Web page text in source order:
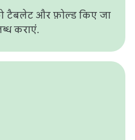
टैबलेट और फ़ोल्ड किए जा
कराएं.